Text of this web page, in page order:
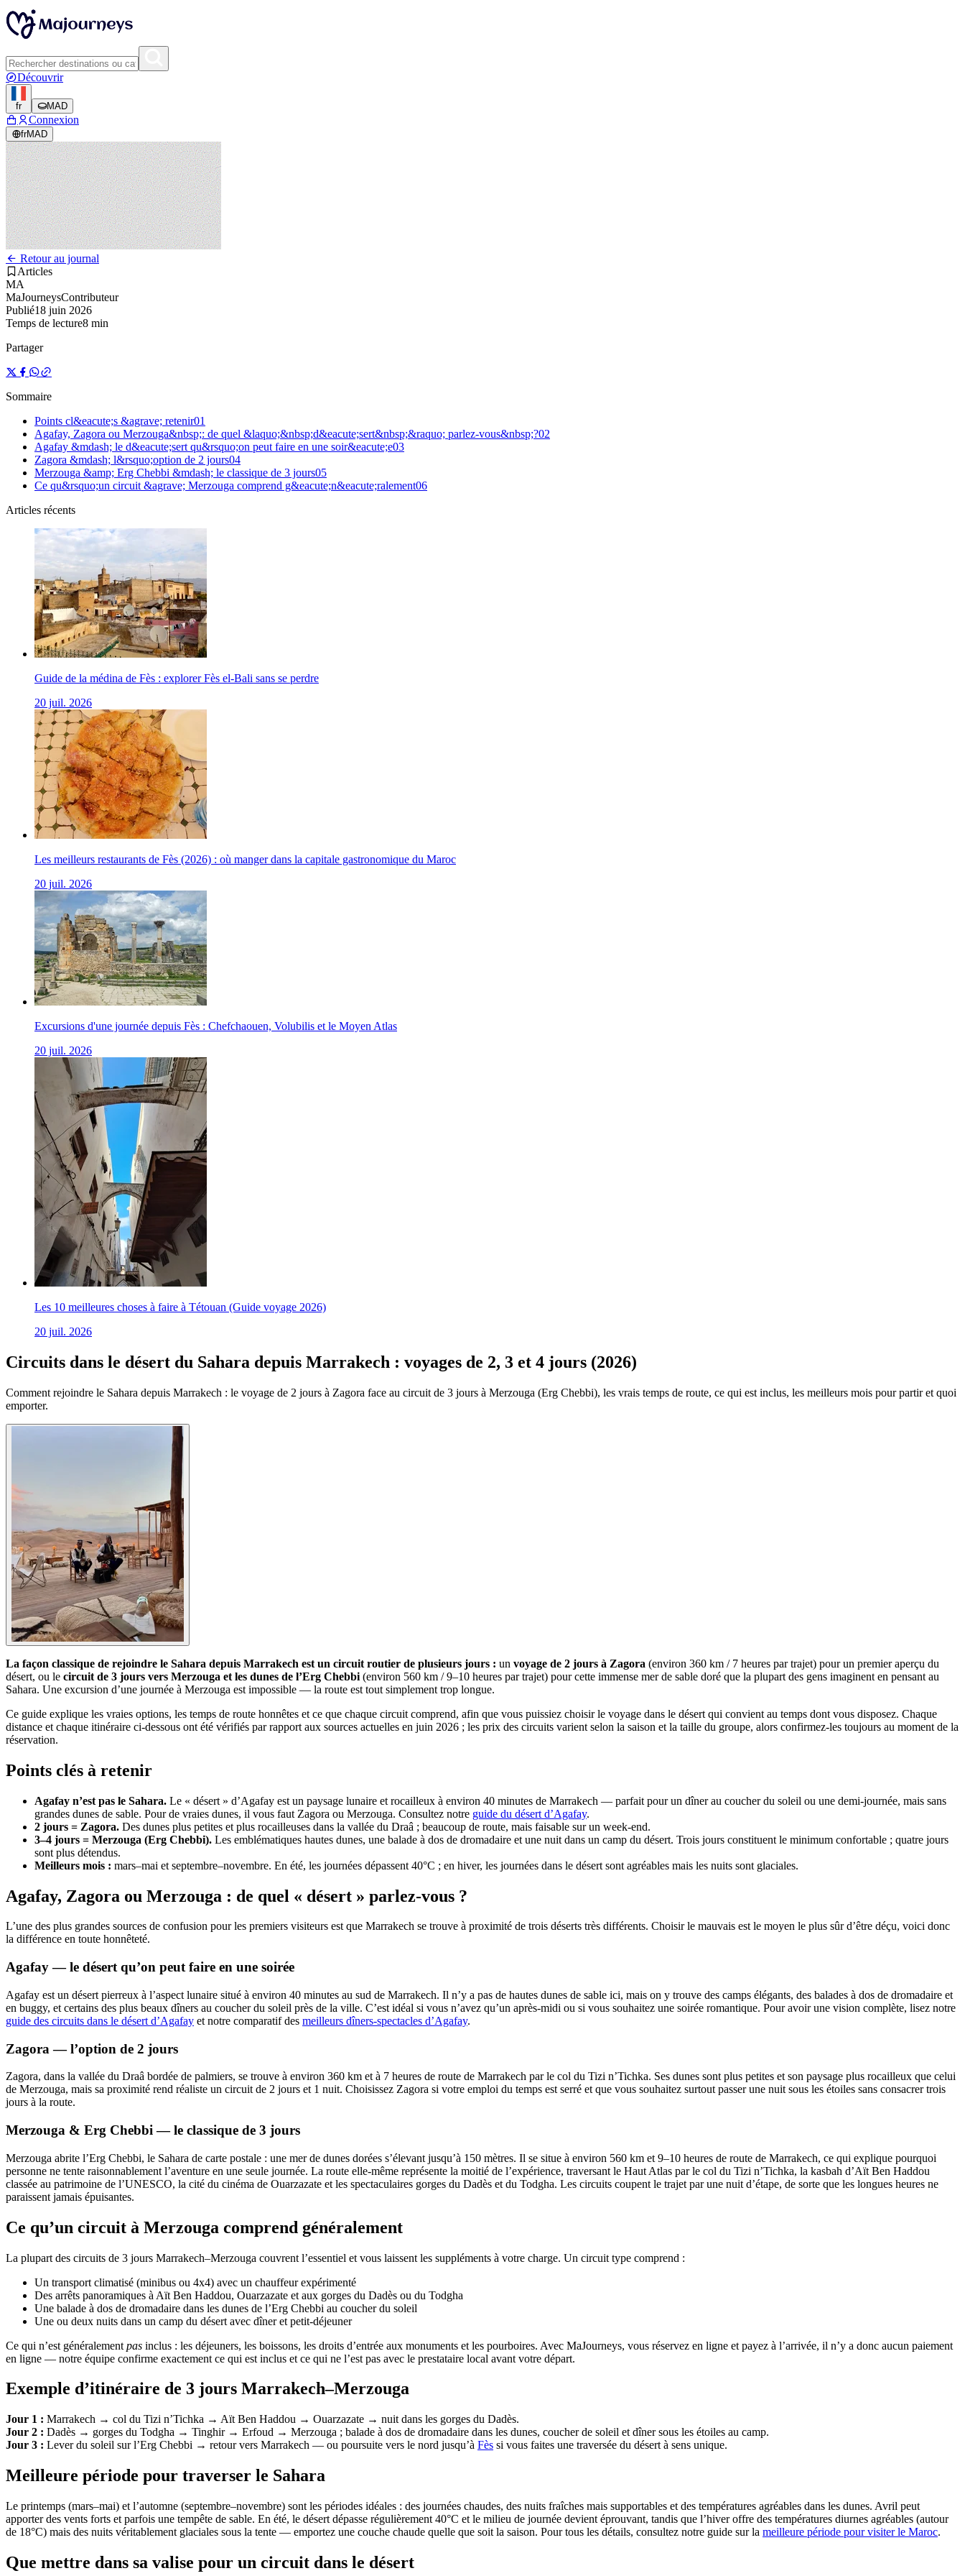
Découvrir
fr MAD
Connexion
frMAD
Retour au journal
Articles
MA
MaJourneysContributeur
Publié18 juin 2026
Temps de lecture8 min
Partager
Sommaire
Points cl&eacute;s &agrave; retenir01
Agafay, Zagora ou Merzouga&nbsp;: de quel &laquo;&nbsp;d&eacute;sert&nbsp;&raquo; parlez-vous&nbsp;?02
Agafay &mdash; le d&eacute;sert qu&rsquo;on peut faire en une soir&eacute;e03
Zagora &mdash; l&rsquo;option de 2 jours04
Merzouga &amp; Erg Chebbi &mdash; le classique de 3 jours05
Ce qu&rsquo;un circuit &agrave; Merzouga comprend g&eacute;n&eacute;ralement06
Articles récents
Guide de la médina de Fès : explorer Fès el-Bali sans se perdre
20 juil. 2026
Les meilleurs restaurants de Fès (2026) : où manger dans la capitale gastronomique du Maroc
20 juil. 2026
Excursions d'une journée depuis Fès : Chefchaouen, Volubilis et le Moyen Atlas
20 juil. 2026
Les 10 meilleures choses à faire à Tétouan (Guide voyage 2026)
20 juil. 2026
Circuits dans le désert du Sahara depuis Marrakech : voyages de 2, 3 et 4 jours (2026)
Comment rejoindre le Sahara depuis Marrakech : le voyage de 2 jours à Zagora face au circuit de 3 jours à Merzouga (Erg Chebbi), les vrais temps de route, ce qui est inclus, les meilleurs mois pour partir et quoi
emporter.
La façon classique de rejoindre le Sahara depuis Marrakech est un circuit routier de plusieurs jours : un voyage de 2 jours à Zagora (environ 360 km / 7 heures par trajet) pour un premier aperçu du
désert, ou le circuit de 3 jours vers Merzouga et les dunes de l’Erg Chebbi (environ 560 km / 9–10 heures par trajet) pour cette immense mer de sable doré que la plupart des gens imaginent en pensant au
Sahara. Une excursion d’une journée à Merzouga est impossible — la route est tout simplement trop longue.
Ce guide explique les vraies options, les temps de route honnêtes et ce que chaque circuit comprend, afin que vous puissiez choisir le voyage dans le désert qui convient au temps dont vous disposez. Chaque
distance et chaque itinéraire ci-dessous ont été vérifiés par rapport aux sources actuelles en juin 2026 ; les prix des circuits varient selon la saison et la taille du groupe, alors confirmez-les toujours au moment de la
réservation.
Points clés à retenir
Agafay n’est pas le Sahara. Le « désert » d’Agafay est un paysage lunaire et rocailleux à environ 40 minutes de Marrakech — parfait pour un dîner au coucher du soleil ou une demi-journée, mais sans
grandes dunes de sable. Pour de vraies dunes, il vous faut Zagora ou Merzouga. Consultez notre guide du désert d’Agafay.
2 jours = Zagora. Des dunes plus petites et plus rocailleuses dans la vallée du Draâ ; beaucoup de route, mais faisable sur un week-end.
3–4 jours = Merzouga (Erg Chebbi). Les emblématiques hautes dunes, une balade à dos de dromadaire et une nuit dans un camp du désert. Trois jours constituent le minimum confortable ; quatre jours
sont plus détendus.
Meilleurs mois : mars–mai et septembre–novembre. En été, les journées dépassent 40°C ; en hiver, les journées dans le désert sont agréables mais les nuits sont glaciales.
Agafay, Zagora ou Merzouga : de quel « désert » parlez-vous ?
L’une des plus grandes sources de confusion pour les premiers visiteurs est que Marrakech se trouve à proximité de trois déserts très différents. Choisir le mauvais est le moyen le plus sûr d’être déçu, voici donc
la différence en toute honnêteté.
Agafay — le désert qu’on peut faire en une soirée
Agafay est un désert pierreux à l’aspect lunaire situé à environ 40 minutes au sud de Marrakech. Il n’y a pas de hautes dunes de sable ici, mais on y trouve des camps élégants, des balades à dos de dromadaire et
en buggy, et certains des plus beaux dîners au coucher du soleil près de la ville. C’est idéal si vous n’avez qu’un après-midi ou si vous souhaitez une soirée romantique. Pour avoir une vision complète, lisez notre
guide des circuits dans le désert d’Agafay et notre comparatif des meilleurs dîners-spectacles d’Agafay.
Zagora — l’option de 2 jours
Zagora, dans la vallée du Draâ bordée de palmiers, se trouve à environ 360 km et à 7 heures de route de Marrakech par le col du Tizi n’Tichka. Ses dunes sont plus petites et son paysage plus rocailleux que celui
de Merzouga, mais sa proximité rend réaliste un circuit de 2 jours et 1 nuit. Choisissez Zagora si votre emploi du temps est serré et que vous souhaitez surtout passer une nuit sous les étoiles sans consacrer trois
jours à la route.
Merzouga & Erg Chebbi — le classique de 3 jours
Merzouga abrite l’Erg Chebbi, le Sahara de carte postale : une mer de dunes dorées s’élevant jusqu’à 150 mètres. Il se situe à environ 560 km et 9–10 heures de route de Marrakech, ce qui explique pourquoi
personne ne tente raisonnablement l’aventure en une seule journée. La route elle-même représente la moitié de l’expérience, traversant le Haut Atlas par le col du Tizi n’Tichka, la kasbah d’Aït Ben Haddou
classée au patrimoine de l’UNESCO, la cité du cinéma de Ouarzazate et les spectaculaires gorges du Dadès et du Todgha. Les circuits coupent le trajet par une nuit d’étape, de sorte que les longues heures ne
paraissent jamais épuisantes.
Ce qu’un circuit à Merzouga comprend généralement
La plupart des circuits de 3 jours Marrakech–Merzouga couvrent l’essentiel et vous laissent les suppléments à votre charge. Un circuit type comprend :
Un transport climatisé (minibus ou 4x4) avec un chauffeur expérimenté
Des arrêts panoramiques à Aït Ben Haddou, Ouarzazate et aux gorges du Dadès ou du Todgha
Une balade à dos de dromadaire dans les dunes de l’Erg Chebbi au coucher du soleil
Une ou deux nuits dans un camp du désert avec dîner et petit-déjeuner
Ce qui n’est généralement pas inclus : les déjeuners, les boissons, les droits d’entrée aux monuments et les pourboires. Avec MaJourneys, vous réservez en ligne et payez à l’arrivée, il n’y a donc aucun paiement
en ligne — notre équipe confirme exactement ce qui est inclus et ce qui ne l’est pas avec le prestataire local avant votre départ.
Exemple d’itinéraire de 3 jours Marrakech–Merzouga
Jour 1 : Marrakech → col du Tizi n’Tichka → Aït Ben Haddou → Ouarzazate → nuit dans les gorges du Dadès.
Jour 2 : Dadès → gorges du Todgha → Tinghir → Erfoud → Merzouga ; balade à dos de dromadaire dans les dunes, coucher de soleil et dîner sous les étoiles au camp.
Jour 3 : Lever du soleil sur l’Erg Chebbi → retour vers Marrakech — ou poursuite vers le nord jusqu’à Fès si vous faites une traversée du désert à sens unique.
Meilleure période pour traverser le Sahara
Le printemps (mars–mai) et l’automne (septembre–novembre) sont les périodes idéales : des journées chaudes, des nuits fraîches mais supportables et des températures agréables dans les dunes. Avril peut
apporter des vents forts et parfois une tempête de sable. En été, le désert dépasse régulièrement 40°C et le milieu de journée devient éprouvant, tandis que l’hiver offre des températures diurnes agréables (autour
de 18°C) mais des nuits véritablement glaciales sous la tente — emportez une couche chaude quelle que soit la saison. Pour tous les détails, consultez notre guide sur la meilleure période pour visiter le Maroc.
Que mettre dans sa valise pour un circuit dans le désert